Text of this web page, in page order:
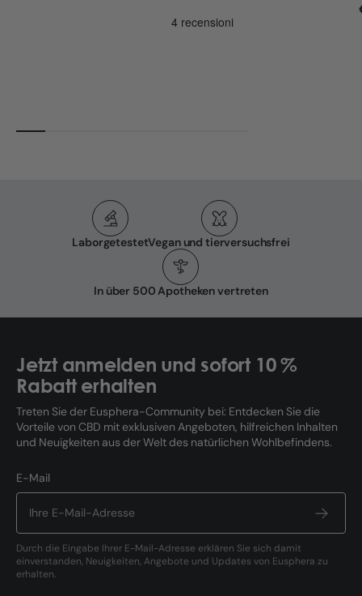
LaborgetestetVegan und tierversuchsfrei
In über 500 Apotheken vertreten
Jetzt anmelden und sofort 10 %
Rabatt erhalten
Treten Sie der Eusphera-Community bei: Entdecken Sie die
Vorteile von CBD mit exklusiven Angeboten, hilfreichen Inhalten
und Neuigkeiten aus der Welt des natürlichen Wohlbefindens.
E-Mail
Durch die Eingabe Ihrer E-Mail-Adresse erklären Sie sich damit
einverstanden, Neuigkeiten, Angebote und Updates von Eusphera zu
erhalten.